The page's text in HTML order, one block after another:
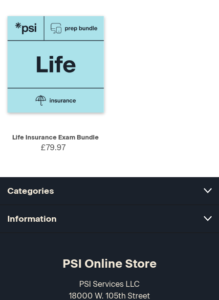
Life Insurance Exam Bundle
£79.97
Categories
Information
PSI Online Store
PSI Services LLC
18000 W. 105th Street